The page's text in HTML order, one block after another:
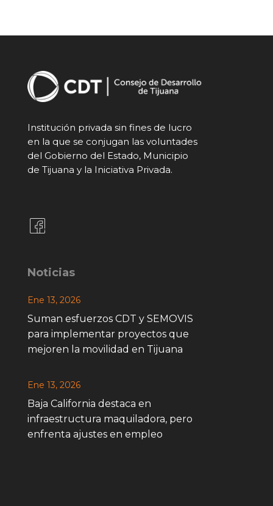
Institución privada sin fines de lucro
en la que se conjugan las voluntades
del Gobierno del Estado, Municipio
de Tijuana y la Iniciativa Privada.
Noticias
Suman esfuerzos CDT y SEMOVIS
para implementar proyectos que
mejoren la movilidad en Tijuana
Ene 13, 2026
Baja California destaca en
infraestructura maquiladora, pero
enfrenta ajustes en empleo
Ene 13, 2026